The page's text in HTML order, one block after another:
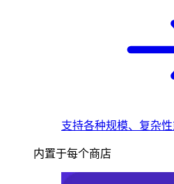
支持各种规模、复杂性
内置于每个商店